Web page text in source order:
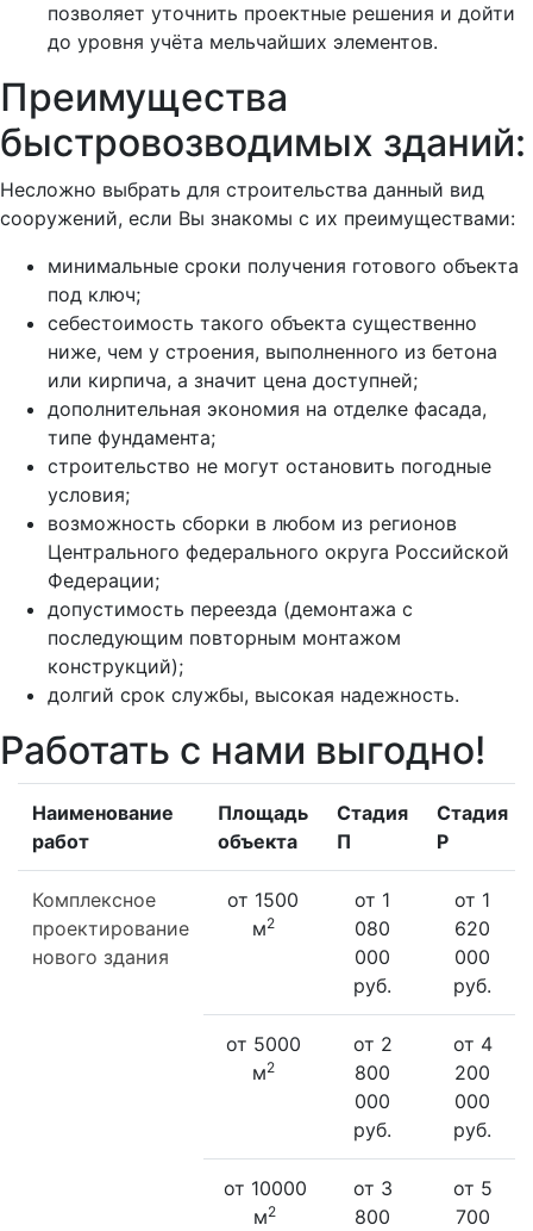
позволяет уточнить проектные решения и дойти
до уровня учёта мельчайших элементов.
Преимущества
быстровозводимых зданий:
Несложно выбрать для строительства данный вид
сооружений, если Вы знакомы с их преимуществами:
минимальные сроки получения готового объекта
под ключ;
себестоимость такого объекта существенно
ниже, чем у строения, выполненного из бетона
или кирпича, а значит цена доступней;
дополнительная экономия на отделке фасада,
типе фундамента;
строительство не могут остановить погодные
условия;
возможность сборки в любом из регионов
Центрального федерального округа Российской
Федерации;
допустимость переезда (демонтажа с
последующим повторным монтажом
конструкций);
долгий срок службы, высокая надежность.
Работать с нами выгодно!
Наименование
работ
Площадь
объекта
Стадия
П
Стадия
Р
Комплексное
проектирование
нового здания
от 1500
м2
от 1
080
000
руб.
от 1
620
000
руб.
от 5000
м2
от 2
800
000
руб.
от 4
200
000
руб.
от 10000
м2
от 3
800
от 5
700